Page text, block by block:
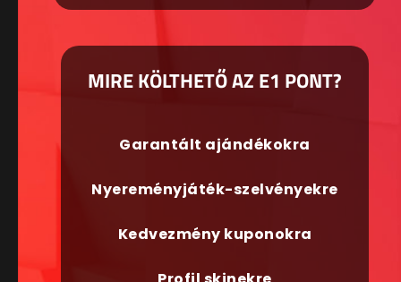
MIRE KÖLTHETŐ AZ E1 PONT?
Garantált ajándékokra
Nyereményjáték-szelvényekre
Kedvezmény kuponokra